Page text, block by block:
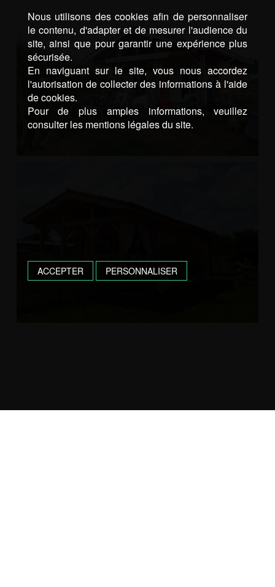
Nous utilisons des cookies afin de personnaliser
le contenu, d'adapter et de mesurer l'audience du
site, ainsi que pour garantir une expérience plus
sécurisée.
En naviguant sur le site, vous nous accordez
l'autorisation de collecter des informations à l'aide
de cookies.
Pour de plus amples informations, veuillez
consulter les mentions légales du site.
ACCEPTER PERSONNALISER